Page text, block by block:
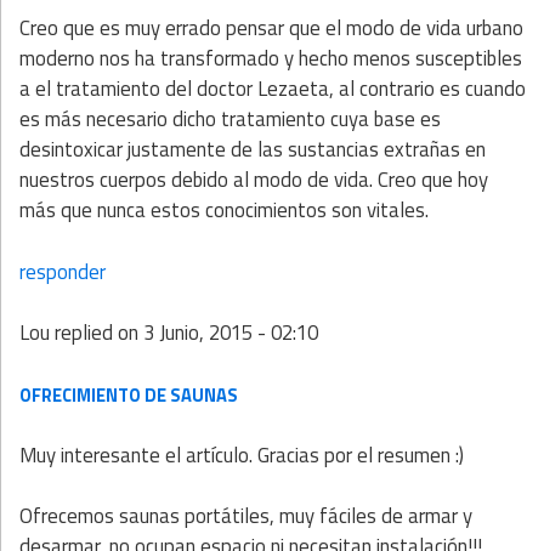
Creo que es muy errado pensar que el modo de vida urbano
moderno nos ha transformado y hecho menos susceptibles
a el tratamiento del doctor Lezaeta, al contrario es cuando
es más necesario dicho tratamiento cuya base es
desintoxicar justamente de las sustancias extrañas en
nuestros cuerpos debido al modo de vida. Creo que hoy
más que nunca estos conocimientos son vitales.
responder
Loureplied on 3 Junio, 2015 - 02:10
OFRECIMIENTO DE SAUNAS
Muy interesante el artículo. Gracias por el resumen :)
Ofrecemos saunas portátiles, muy fáciles de armar y